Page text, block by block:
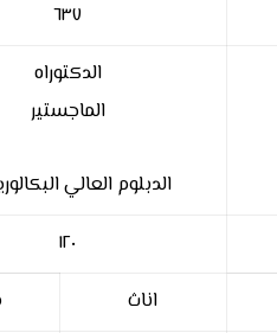
٦٣٧
الدكتوراه
الماجستير
الدبلوم العالي
١٢٠
اناث